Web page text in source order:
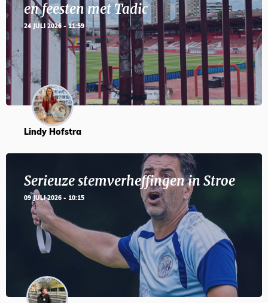
en feesten met Tadic
24 JULI 2026 - 11:59
Lindy Hofstra
Serieuze stemverheffingen in Stroe
09 JULI 2026 - 10:15